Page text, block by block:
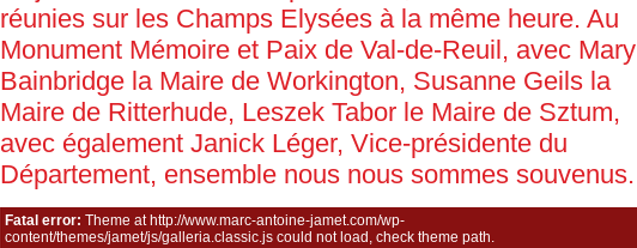
réunies sur les Champs Elysées à la même heure. Au
Monument Mémoire et Paix de Val-de-Reuil, avec Mary
Bainbridge la Maire de Workington, Susanne Geils la
Maire de Ritterhude, Leszek Tabor le Maire de Sztum,
avec également Janick Léger, Vice-présidente du
Département, ensemble nous nous sommes souvenus.
Fatal error: Theme at http://www.marc-antoine-jamet.com/wp-
content/themes/jamet/js/galleria.classic.js could not load, check theme path.